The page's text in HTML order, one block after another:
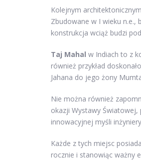
Kolejnym
Zbudowane w I wieku n.e.,
konstrukcja wciąż budzi
Taj Mahal w Indiach to z
również przykład
Jahana do jego żony
Nie można również
okazji Wystawy
innowacyjnej myśli
Każde z tych miejsc
rocznie i stanowiąc ważny